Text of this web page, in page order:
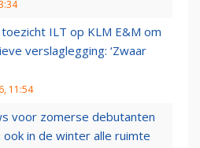
ILT op KLM E&M om
verslaglegging: ‘Zwaar
11:54
voor zomerse debutanten
ook in de winter alle ruimte